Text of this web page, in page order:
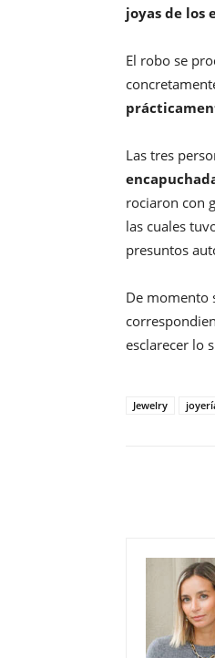
joyas de los
El robo se
Las tres
rociaron con
las cuales
presuntos
De momento
esclarecer lo
Jewelry